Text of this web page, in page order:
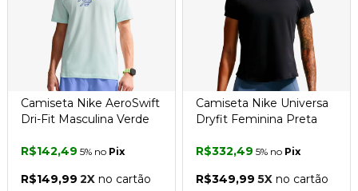
Camiseta Nike AeroSwift
Dri-Fit Masculina Verde
R$142,49 5% no Pix
R$149,99 2Xno cartão
Camiseta Nike Universa
Dryfit Feminina Preta
R$332,49 5% no Pix
R$349,99 5X no cartão